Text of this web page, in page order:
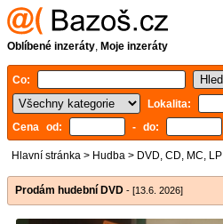
Oblíbené inzeráty, Moje inzeráty
Co:
Lokalita:
Cena od:
- do:
Hlavní stránka > Hudba > DVD, CD, MC, LP
Prodám hudební DVD - [13.6. 2026]